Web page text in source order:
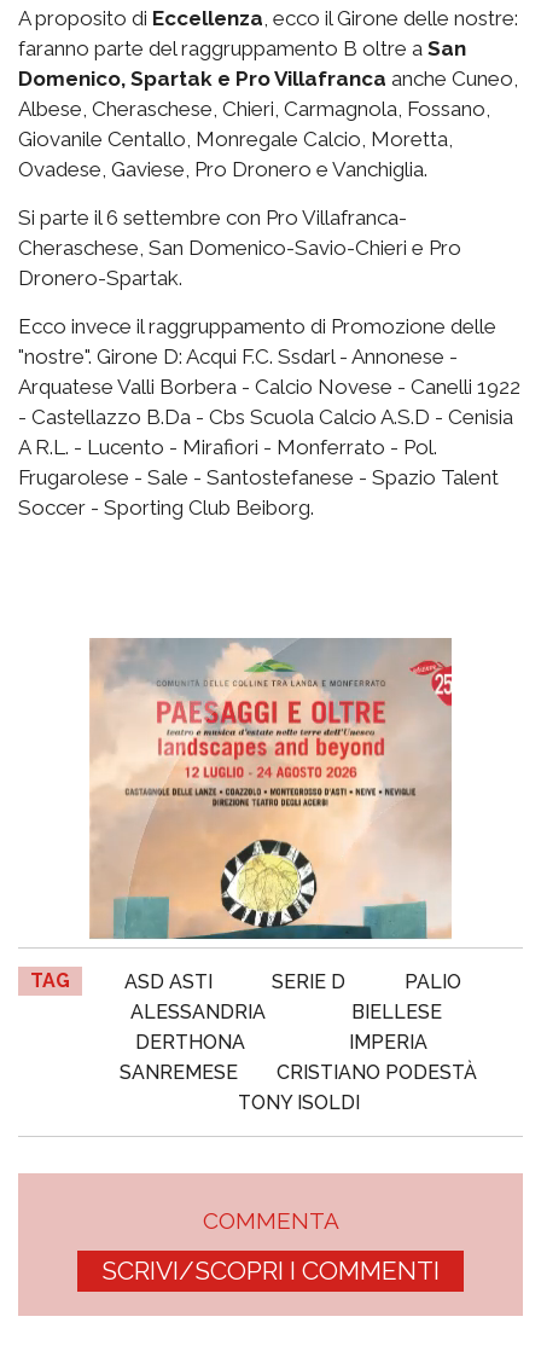
A proposito di Eccellenza , ecco il Girone delle nostre:
faranno parte del raggruppamento B oltre a San
Domenico, Spartak e Pro Villafranca anche Cuneo,
Albese, Cheraschese, Chieri, Carmagnola, Fossano,
Giovanile Centallo, Monregale Calcio, Moretta,
Ovadese, Gaviese, Pro Dronero e Vanchiglia.
Si parte il 6 settembre con Pro Villafranca-
Cheraschese, San Domenico-Savio-Chieri e Pro
Dronero-Spartak.
Ecco invece il raggruppamento di Promozione delle
"nostre". Girone D: Acqui F.C. Ssdarl - Annonese -
Arquatese Valli Borbera - Calcio Novese - Canelli 1922
- Castellazzo B.Da - Cbs Scuola Calcio A.S.D - Cenisia
A R.L. - Lucento - Mirafiori - Monferrato - Pol.
Frugarolese - Sale - Santostefanese - Spazio Talent
Soccer - Sporting Club Beiborg.
TAG ASD ASTI SERIE D
PALIO
ALESSANDRIA
BIELLESE
DERTHONA
IMPERIA
SANREMESE
CRISTIANO PODESTÀ
TONY ISOLDI
COMMENTA
SCRIVI/SCOPRI I COMMENTI